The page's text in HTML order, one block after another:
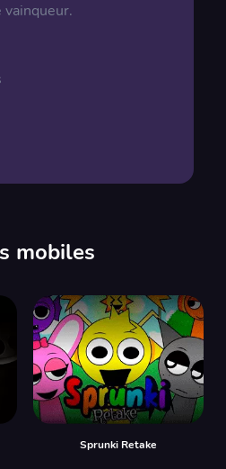
mobiles
Sprunki Retake